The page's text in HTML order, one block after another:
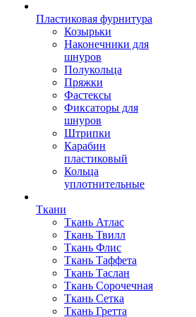
Пластиковая фурнитура
Козырьки
Наконечники для
шнуров
Полукольца
Пряжки
Фастексы
Фиксаторы для
шнуров
Штрипки
Карабин
пластиковый
Кольца
уплотнительные
Ткани
Ткань Атлас
Ткань Твилл
Ткань Флис
Ткань Таффета
Ткань Таслан
Ткань Сорочечная
Ткань Сетка
Ткань Гретта